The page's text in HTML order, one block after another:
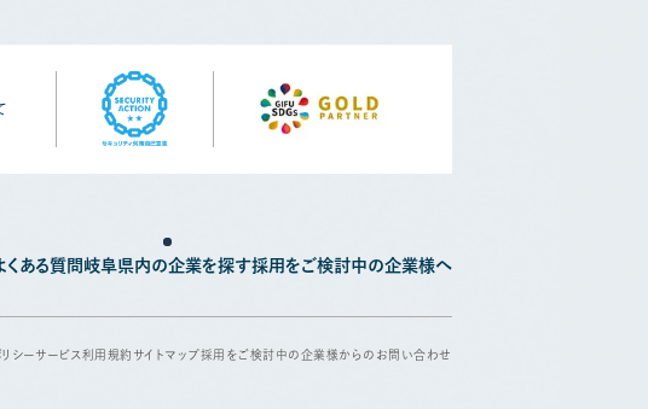
くある質問 岐阜県内の企業を探す採用をご検討中の企業様へ
シー サービス利用規約 サイトマップ採用をご検討中の企業様からのお問い合わせ